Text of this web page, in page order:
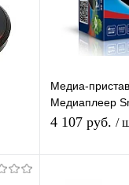
Медиа-
Медиаплеер
приставка 4K
4 107 руб. /